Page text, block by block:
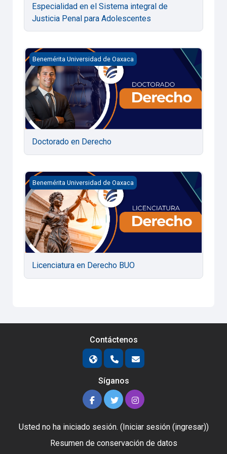
Especialidad en el Sistema integral de
Justicia Penal para Adolescentes
Doctorado en Derecho
Benemérita Universidad de Oaxaca
Doctorado en Derecho
Licenciatura en Derecho BUO
Benemérita Universidad de Oaxaca
Licenciatura en Derecho BUO
Contáctenos
Síganos
Usted no ha iniciado sesión. (Iniciar sesión (ingresar))
Resumen de conservación de datos